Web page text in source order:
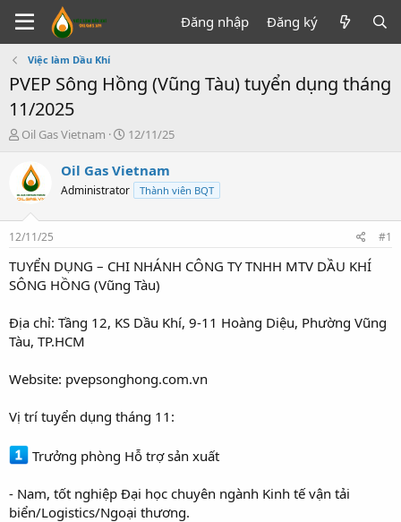
Đăng nhập Đăng ký
Việc làm Dầu Khí
PVEP Sông Hồng (Vũng Tàu) tuyển dụng tháng
11/2025
T
e
a
s
t
a
r
t
r
Oil Gas Vietnam
N
à
g
12/11/25
Oil Gas Vietnam
Administrator Thành viên BQT
12/11/25 #1
TUYỂN DỤNG – CHI NHÁNH CÔNG TY TNHH MTV DẦU KHÍ
SÔNG HỒNG (Vũng Tàu)
Địa chỉ: Tầng 12, KS Dầu Khí, 9-11 Hoàng Diệu, Phường Vũng
Tàu, TP.HCM
Website: pvepsonghong.com.vn
Vị trí tuyển dụng tháng 11:
Trưởng phòng Hỗ trợ sản xuất
- Nam, tốt nghiệp Đại học chuyên ngành Kinh tế vận tải
biển/Logistics/Ngoại thương.